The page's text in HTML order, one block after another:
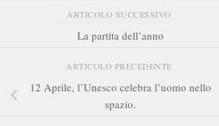
ARTICOLO SUCCESSIVO
La partita dell’anno
ARTICOLO PRECEDENTE
12 Aprile, l’Unesco celebra l’uomo nello
spazio.